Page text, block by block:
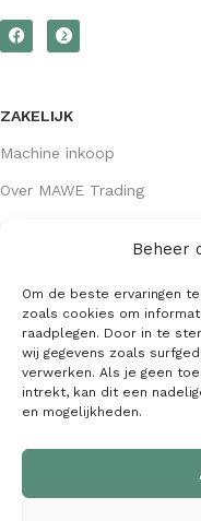
Beheer
Om de beste ervaringen
zoals cookies om
raadplegen. Door in te
wij gegevens zoals
verwerken. Als je geen
intrekt, kan dit een
en mogelijkheden.
ZAKELIJK
Machine inkoop
Over MAWE Trading
Algemene voorwaarden
KVK: 64407667
info@mawetrading.nl
+31 6 53 270 335